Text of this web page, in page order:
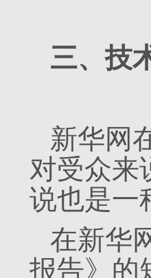
三、技
新华网
对受众来
说也是一
在新华
报告》的